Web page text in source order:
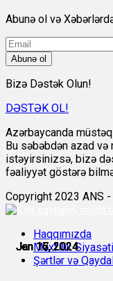
Jan 16, 2024
Jan 16, 2024
Jan 16, 2024
Jan 16, 2024
Jan 16, 2024
Jan 17, 2024
Abunə ol və
Abunə ol
Bizə Dəstək Olun!
DƏSTƏK OL!
Azərbaycanda
Bu səbəbdən azad
istəyirsinizsə, bizə
fəaliyyət göstərə
Copyright 2023 ANS -
Haqqımızda
Məxfilik Siyasəti
Şərtlər və